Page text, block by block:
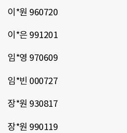
이*원 960720
이*은 991201
임*영 970609
임*빈 000727
장*원 930817
장*원 990119